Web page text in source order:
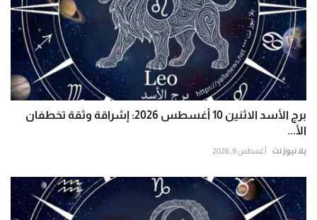
برج الأسد الاثنين 10 أغسطس 2026: إشراقة وثقة تخطفان
الأ...
يلا نيوز نت أغسطس 9, 2026